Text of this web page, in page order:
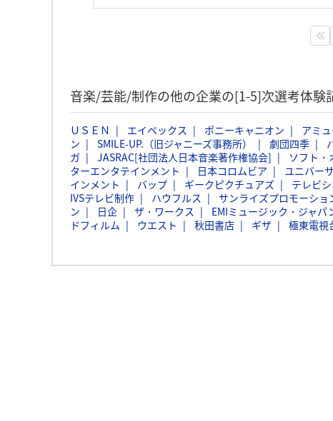
音楽/芸能/制作の他の企業の[1-5]次選考体験
ＵＳＥＮ エイベックス ポニーキャニオン アミ
ン
SMILE-UP.（旧ジャニーズ事務所） 劇団四季
ガ
JASRAC[社団法人日本音楽著作権協会] ソフト・
ターエンタテインメント
日本コロムビア ユニバー
インメント
バップ ギークピクチュアズ テレビ
IVSテレビ制作
ハウフルス サンライズプロモーショ
ン
日企 ザ・ワークス EMIミュージック・ジャパ
ドフィルム
ウエスト 秋田書店 ギザ 極東電視